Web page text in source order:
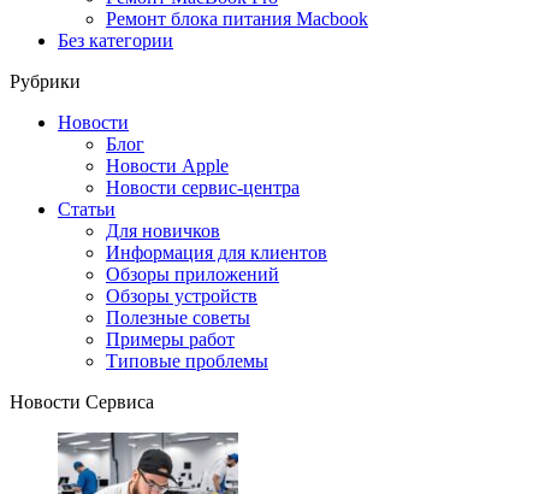
Ремонт блока питания Macbook
Без категории
Рубрики
Новости
Блог
Новости Apple
Новости сервис-центра
Статьи
Для новичков
Информация для клиентов
Обзоры приложений
Обзоры устройств
Полезные советы
Примеры работ
Типовые проблемы
Новости Сервиса